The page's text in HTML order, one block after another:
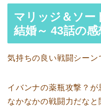
マリッジ＆ソー
結婚～ 43話の感
気持ちの良い戦闘シーン
イバンナの薬瓶攻撃？が
なかなかの戦闘力だなと